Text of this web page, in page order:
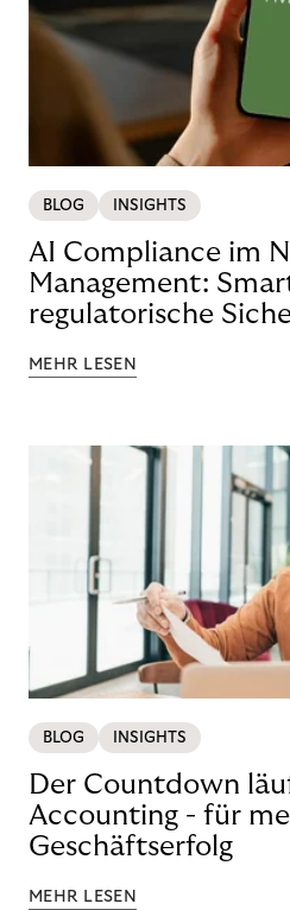
BLOG INSIGHTS
AI Compliance im
Management:
regulatorische
MEHR LESEN
BLOG INSIGHTS
Der Countdown
Accounting - für
Geschäftserfolg
MEHR LESEN